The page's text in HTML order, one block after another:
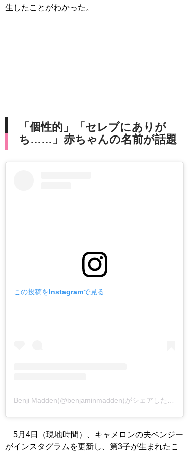
生したことがわかった。
「個性的」「セレブにありが
ち……」赤ちゃんの名前が話題
この投稿をInstagramで見る
Benji Madden(@benjaminmadden)がシェアした投稿
5月4日（現地時間）、キャメロンの夫ベンジー
がインスタグラムを更新し、第3子が生まれたこ